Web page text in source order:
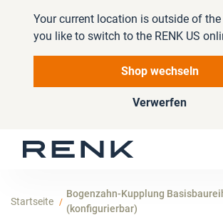
Your current location is outside of the
you like to switch to the RENK US
Shop wechseln
Verwerfen
Startseite
Bogenzahn-Kupplung
(konfigurierbar)